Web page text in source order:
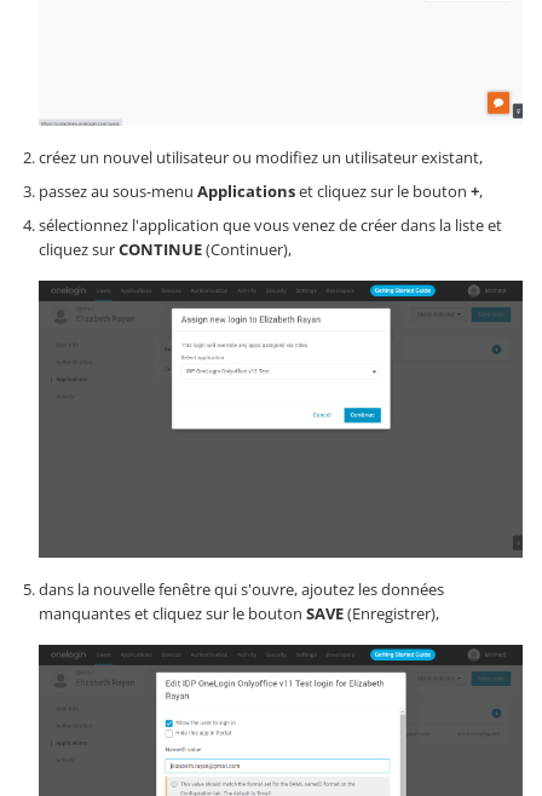
créez un nouvel utilisateur ou modifiez un utilisateur existant,
passez au sous-menu Applicationset cliquez sur le bouton +,
sélectionnez l'application que vous venez de créer dans la liste et
cliquez surCONTINUE(Continuer),
dans la nouvelle fenêtre qui s'ouvre, ajoutez les données
manquantes et cliquez sur le bouton SAVE(Enregistrer),